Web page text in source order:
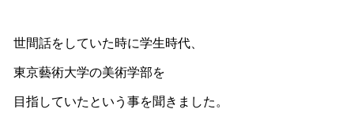
世間話をしていた時に学生時代、
東京藝術大学の美術学部を
目指していたという事を聞きました。